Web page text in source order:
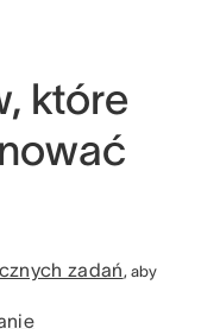
które
zadań, aby